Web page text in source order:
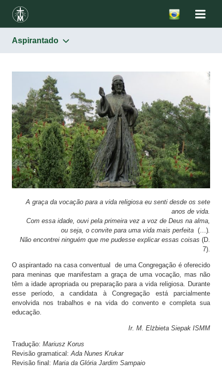
Aspirantado
Postulantado
Noviciado
Juniorado
Formação permanente
A graça da vocação para a vida religiosa eu senti desde os sete
anos de vida.
Com essa idade, ouvi pela primeira vez a voz de Deus na alma,
ou seja, o convite para uma vida mais perfeita (…)
Não encontrei ninguém que me pudesse explicar essas coisas (D.
7).
O aspirantado na casa conventual de uma Congregação é oferecido
para meninas que manifestam a graça de uma vocação, mas não
têm a idade apropriada ou preparação para a vida religiosa. Durante
esse período, a candidata à Congregação está parcialmente
envolvida nos trabalhos e na vida do convento e completa sua
educação.
Ir. M. Elżbieta Siepak ISMM
Tradução: Mariusz Korus
Revisão gramatical: Ada Nunes Krukar
Revisão final: Maria da Glória Jardim Sampaio